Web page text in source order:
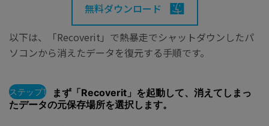
無料ダウンロード
以下は、「Recoverit」で熱暴走でシャットダウンしたパ
ソコンから消えたデータを復元する手順です。
ステップ1
まず「Recoverit」を起動して、消えてしまっ
たデータの元保存場所を選択します。